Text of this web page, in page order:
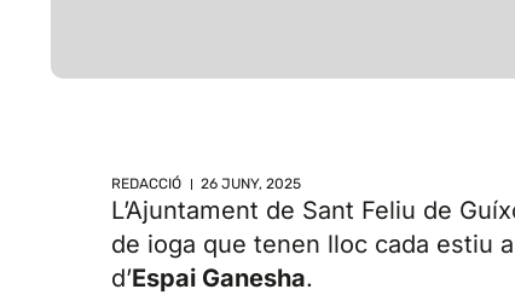
REDACCIÓ 26 JUNY, 2025
L’Ajuntament de Sant Feliu de
de ioga que tenen lloc cada estiu
d’Espai Ganesha.